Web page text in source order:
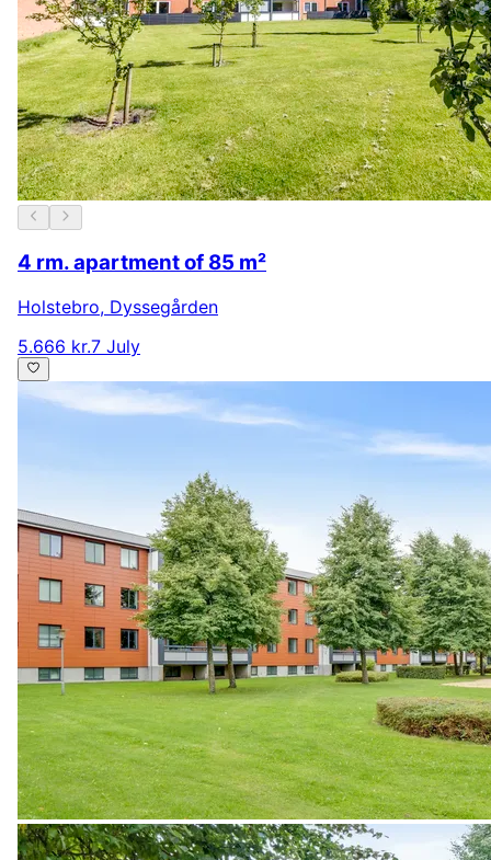
4 rm. apartment of 85 m²
Holstebro, Dyssegården
5.666 kr.7 July